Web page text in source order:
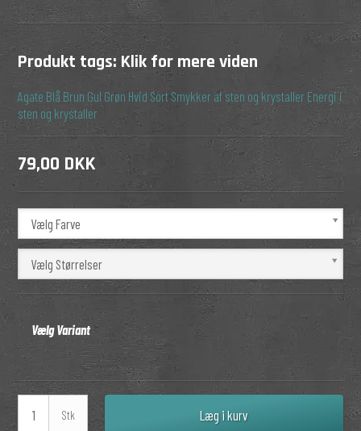
Produkt tags:Klik for mere viden
Agate Blå Brun Gul Grøn Hvid Sort Smykker af sten og krystaller Energi i
sten og krystaller
79,00 DKK
Vælg Farve
Vælg Størrelser
Vælg Variant
Stk Læg i kurv